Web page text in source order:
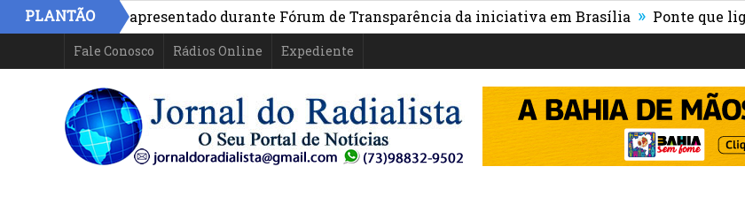
PLANTÃO
Bahia é apresentado durante Fórum de Transparência da iniciativa em Brasília » Ponte que ligará o
Fale Conosco Rádios Online Expediente